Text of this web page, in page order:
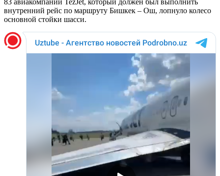
внутренний рейс по маршруту Бишкек – Ош, лопнуло колесо
основной стойки шасси.